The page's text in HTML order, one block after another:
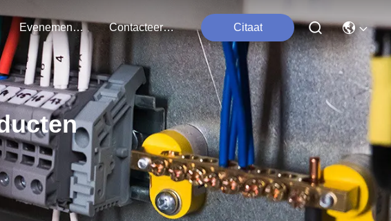
Evenementen Contacteer Ons Citaat